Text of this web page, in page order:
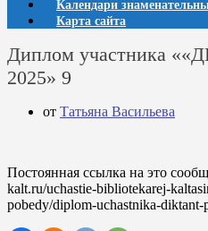
Календари
Карта сайта
Диплом участника
2025» 9
от Татьяна Васильева
Постоянная ссылка на это
kalt.ru/uchastie-bibliotekarej-
pobedy/diplom-uchastnika-diktant-